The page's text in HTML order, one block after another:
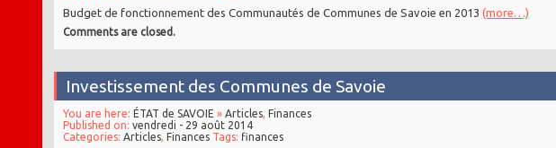
Budget de fonctionnement des Communautés de Communes de Savoie en 2013 (more…)
Comments are closed.
Investissement des Communes de Savoie
You are here: ÉTAT de SAVOIE » Articles, Finances
Published on: vendredi - 29 août 2014
Categories: Articles, FinancesTags: finances